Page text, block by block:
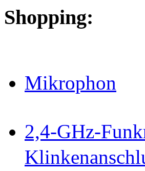
Shopping:
Mikrophon
2,4-GHz-